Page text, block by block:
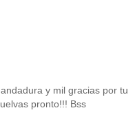
y mil gracias por tu
pronto!!! Bss